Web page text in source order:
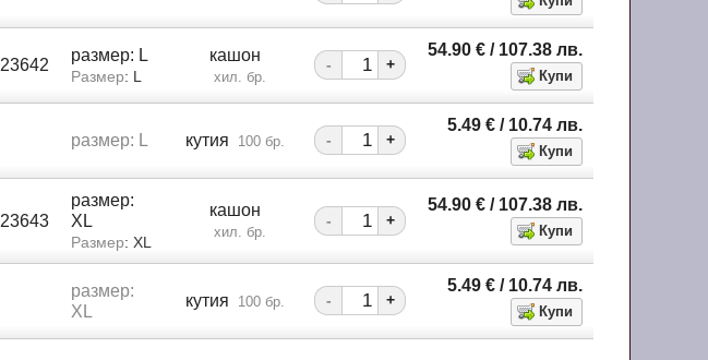
23642 размер: L
Размер: L
кашон
хил. бр.
- +
54.90€ / 107.38лв.
размер: L кутия 100 бр. - +
5.49€ / 10.74лв.
23643
размер:
XL
Размер: XL
кашон
хил. бр.
- +
54.90€ / 107.38лв.
размер:
XL
кутия 100 бр. - +
5.49€ / 10.74лв.